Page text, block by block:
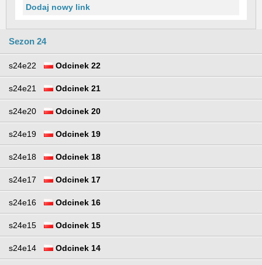
Dodaj nowy link
Sezon 24
s24e22 Odcinek 22
s24e21 Odcinek 21
s24e20 Odcinek 20
s24e19 Odcinek 19
s24e18 Odcinek 18
s24e17 Odcinek 17
s24e16 Odcinek 16
s24e15 Odcinek 15
s24e14 Odcinek 14